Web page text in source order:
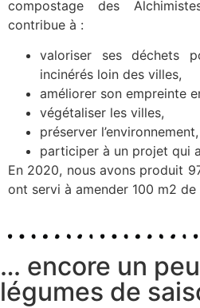
compostage des
contribue à :
valoriser ses déchets
incinérés loin des villes,
améliorer son empreinte
végétaliser les villes,
préserver l’environnement,
participer à un projet qui
En 2020, nous avons produit
ont servi à amender 100 m2 de
… encore un
légumes de